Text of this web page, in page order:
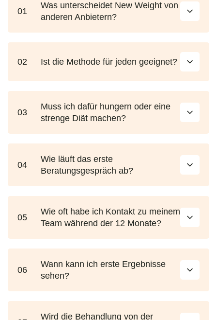
01
Was unterscheidet New Weight von
anderen Anbietern?
02 Ist die Methode für jeden geeignet?
03
Muss ich dafür hungern oder eine
strenge Diät machen?
04
Wie läuft das erste
Beratungsgespräch ab?
05
Wie oft habe ich Kontakt zu meinem
Team während der 12 Monate?
06
Wann kann ich erste Ergebnisse
sehen?
Wird die Behandlung von der